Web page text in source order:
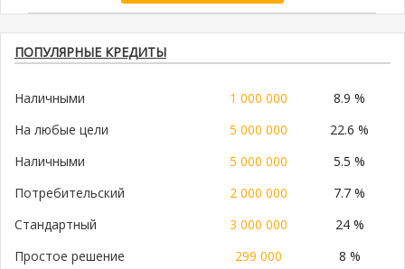
ПОПУЛЯРНЫЕ КРЕДИТЫ
Наличными 1 000 000
8.9 %
На любые цели
5 000 000
22.6 %
Наличными
5 000 000
5.5 %
Потребительский
2 000 000
7.7 %
Стандартный
3 000 000
24 %
Простое решение
299 000 8 %